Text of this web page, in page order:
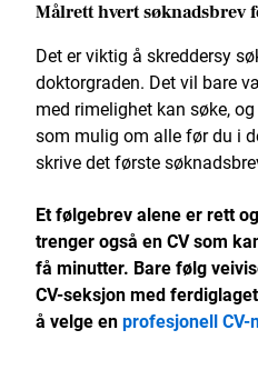
Målrett hvert søknadsbrev
Det er viktig å skreddersy
doktorgraden. Det vil bare
med rimelighet kan søke,
som mulig om alle før du i
skrive det første
Et følgebrev alene er rett
trenger også en CV som
få minutter. Bare følg
CV-seksjon med
å velge enprofesjonell CV-